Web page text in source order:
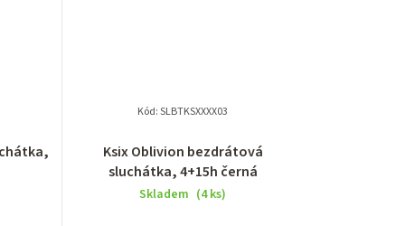
Ksix Oblivion bezdrátová
sluchátka, 4+15h černá
Skladem (4 ks)
Kód:SLBTKSXXXX03